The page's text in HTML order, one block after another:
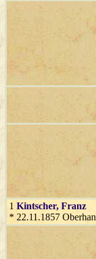
1 Kintscher, Franz
* 22.11.1857